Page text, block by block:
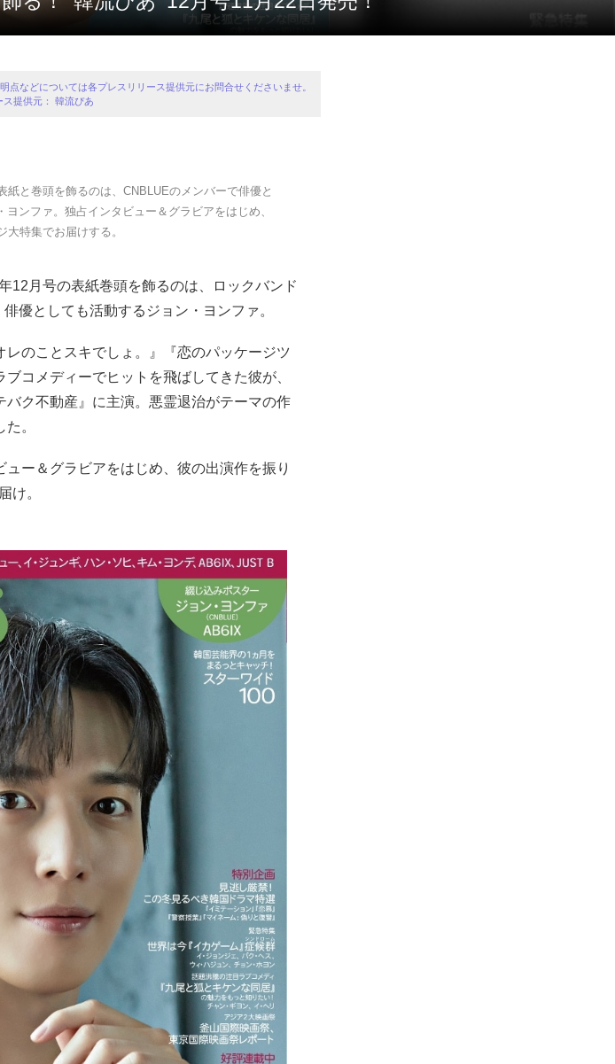
などについては各プレスリリース提供元にお問合せくださいませ。
ス提供元： 韓流ぴあ
と巻頭を飾るのは、CNBLUEのメンバーで俳優と
ンファ。独占インタビュー＆グラビアをはじめ、
特集でお届けする。
12月号の表紙巻頭を飾るのは、ロックバンド
優としても活動するジョン・ヨンファ。
のことスキでしょ。』『恋のパッケージツ
コメディーでヒットを飛ばしてきた彼が、
ク不動産』に主演。悪霊退治がテーマの作
。
ー＆グラビアをはじめ、彼の出演作を振り
け。